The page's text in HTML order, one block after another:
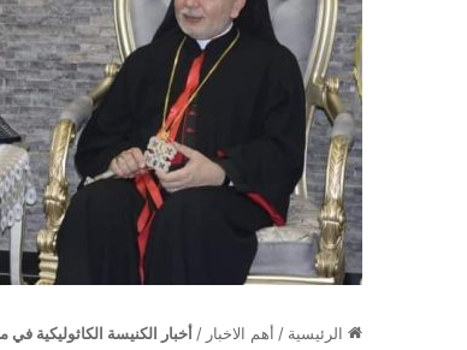
الرئيسية / أهم الاخبار / أخبار الكنيسة الكاثوليكية في